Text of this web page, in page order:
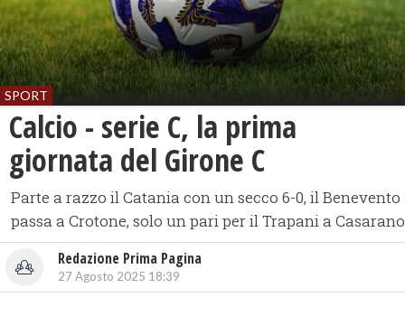
SPORT
​Calcio - serie C, la prima
giornata del Girone C
Parte a razzo il Catania con un secco 6-0, il Benevento
passa a Crotone, solo un pari per il Trapani a Casarano
Redazione Prima Pagina
27 Agosto 2025 18:39